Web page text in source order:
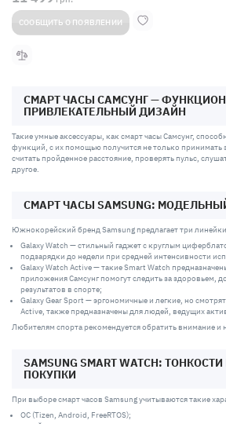
СООБЩИТЬ О ПОЯВЛЕНИИ
CМАРТ ЧАСЫ CАМСУНГ —
ПРИВЛЕКАТЕЛЬНЫЙ ДИЗАЙН
Такие умные аксессуары, как смарт часы Самсунг,
функций, с их помощью получится не только принимать
считать пройденное расстояние, проверять пульс,
другое.
СМАРТ ЧАСЫ SAMSUNG:
Южнокорейский бренд Samsung предлагает три
Galaxy Watch — стильный гаджет с круглым
подзарядки до недели при средней интенсивности
Galaxy Watch Active — такие Smart Watch
приложения Самсунг помогут следить за здоровьем,
результатов в спорте;
Galaxy Gear Sport — эргономичные и легкие, но
Active, также предназначены для людей, ведущих
Любителям спорта рекомендуется обратить внимание и
SAMSUNG SMART WATCH:
ПОКУПКИ
При выборе смарт часов Samsung учитываются такие
ОС (Tizen, Android, FreeRTOS);